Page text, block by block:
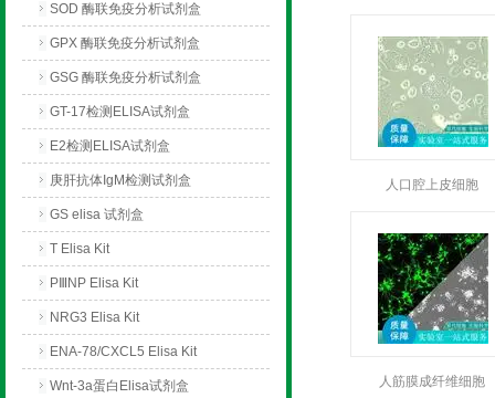
SOD 酶联免疫分析试剂盒
GPX 酶联免疫分析试剂盒
GSG 酶联免疫分析试剂盒
GT-17检测ELISA试剂盒
E2检测ELISA试剂盒
庚肝抗体IgM检测试剂盒
GS elisa 试剂盒
T Elisa Kit
PⅢNP Elisa Kit
NRG3 Elisa Kit
ENA-78/CXCL5 Elisa Kit
Wnt-3a蛋白Elisa试剂盒
人口腔上皮细胞
人筋膜成纤维细胞